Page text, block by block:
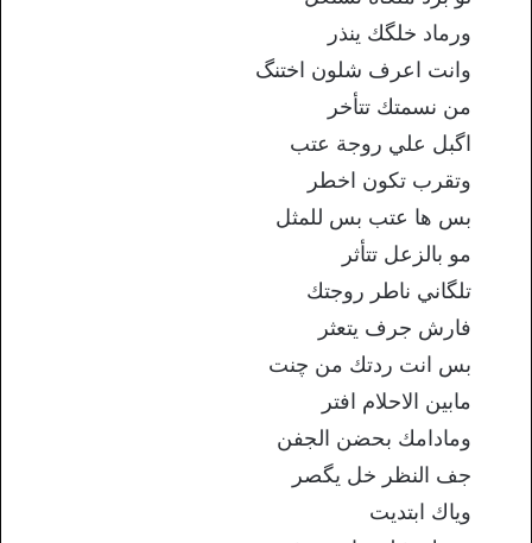
ورماد خلگك ينذر
وانت اعرف شلون اختنگ
من نسمتك تتأخر
اگبل علي روجة عتب
وتقرب تكون اخطر
بس ها عتب بس للمثل
مو بالزعل تتأثر
تلگاني ناطر روجتك
فارش جرف يتعثر
بس انت ردتك من چنت
مابين الاحلام افتر
ومادامك بحضن الجفن
جف النظر خل يگصر
وياك ابتديت